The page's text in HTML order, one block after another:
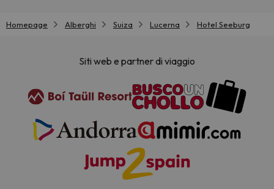
Homepage Alberghi Suiza Lucerna Hotel Seeburg
Siti web e partner di viaggio